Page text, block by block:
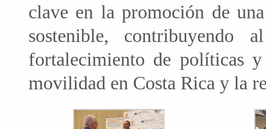
clave en la promoción de
sostenible,
fortalecimiento de políticas
movilidad en Costa Rica y la